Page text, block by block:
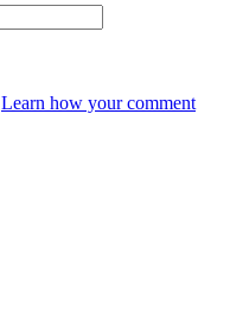
Learn how your comment